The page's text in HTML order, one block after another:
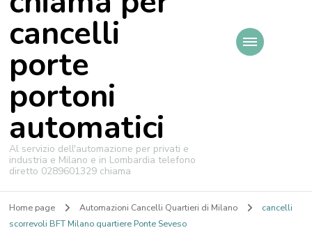
cancelli
porte
portoni
automatici
Al servizio dell'automazione per privati e
industria e Milano e in Lombardia telefono
diretto 0289601329 chiama
Home page Automazioni Cancelli Quartieri di Milano
cancelli
scorrevoli BFT Milano quartiere Ponte Seveso